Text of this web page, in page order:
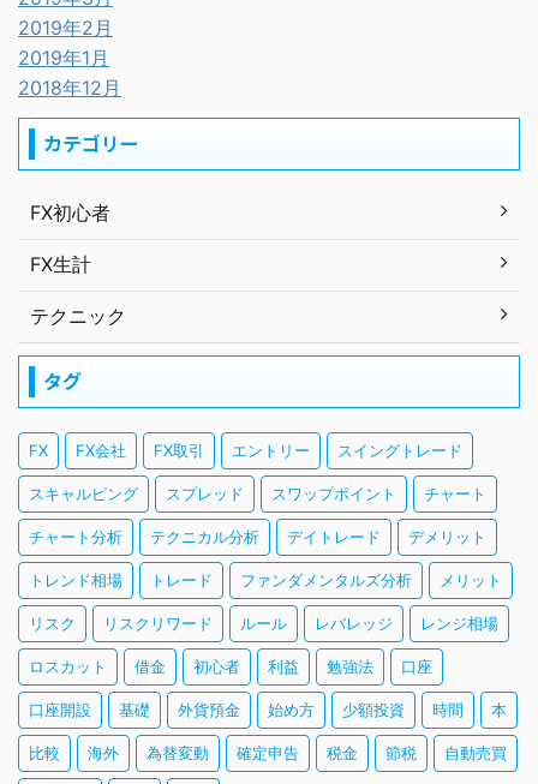
2019年2月
2019年1月
2018年12月
カテゴリー
FX初心者
FX生計
テクニック
タグ
FX FX会社 FX取引 エントリー スイングトレード
スキャルピング スプレッド スワップポイント チャート
チャート分析 テクニカル分析 デイトレード デメリット
トレンド相場 トレード ファンダメンタルズ分析 メリット
リスク リスクリワード ルール レバレッジ レンジ相場
ロスカット 借金 初心者 利益 勉強法 口座
口座開設 基礎 外貨預金 始め方 少額投資 時間 本
比較 海外 為替変動 確定申告 税金 節税 自動売買